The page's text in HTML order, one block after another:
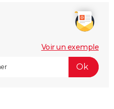
Voir un exemple